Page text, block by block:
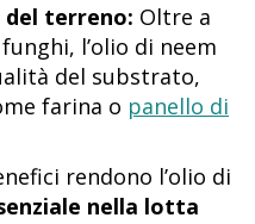
del terreno: Oltre a
l’olio di neem
del substrato,
farina o panello di
rendono l’olio di
nella lotta